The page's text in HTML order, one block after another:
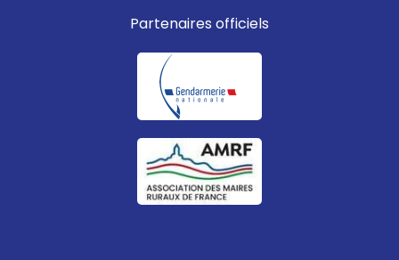
Partenaires officiels